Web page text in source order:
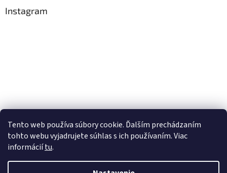
Tento web používa súbory cookie. Ďalším prechádzaním
tohto webu vyjadrujete súhlas s ich používaním. Viac
informáciítu.
Instagram
Sledovať na Instagrame